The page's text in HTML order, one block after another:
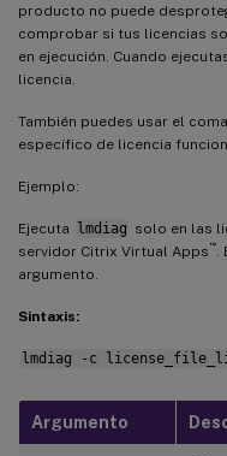
producto no puede
comprobar si tus licencias
en ejecución. Cuando
licencia.
También puedes usar el
específico de licencia
Ejemplo:
Ejecuta lmdiag solo en las
servidor Citrix Virtual Apps ™
argumento.
Sintaxis:
lmdiag -c
Argumento